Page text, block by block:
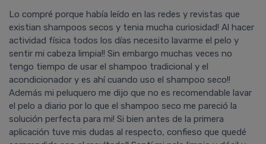
Lo compré porque habí­a leí­do en las redes y revistas que
existian shampoos secos y tenia mucha curiosidad! Al hacer
actividad fí­sica todos los dí­as necesito lavarme el pelo y
sentir mi cabeza limpia!! Sin embargo muchas veces no
tengo tiempo de usar el shampoo tradicional y el
acondicionador y es ahí­ cuando uso el shampoo seco!!
Además mi peluquero me dijo que no es recomendable lavar
el pelo a diario por lo que el shampoo seco me pareció la
solución perfecta para mi! Si bien antes de la primera
aplicación tuve mis dudas al respecto, confieso que quedé